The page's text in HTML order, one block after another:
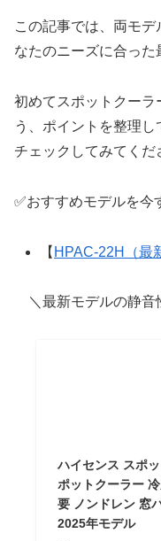
この記事では、両モ
なたのニーズに合った
初めてスポットクーラ
う、ポイントを整理
チェックしてみてくだ
✅おすすめモデルを今
【 HPAC-22H（最
＼最新モデルの静音
ハイセンス スポ
ポットクーラー
要 ノンドレン 窓
2025年モデル